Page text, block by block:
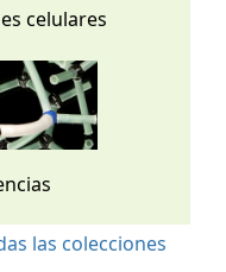
celulares
las colecciones